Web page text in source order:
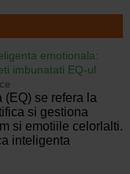
emotionala:
imbunatati EQ-ul
(EQ) se refera la
si gestiona
si emotiile celorlalti.
inteligenta